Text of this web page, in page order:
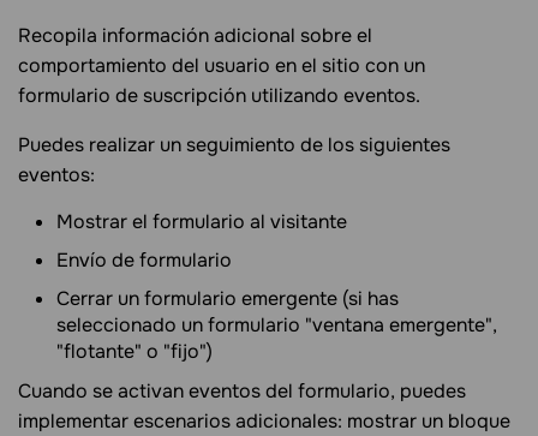
Recopila información adicional sobre el
comportamiento del usuario en el sitio con un
formulario de suscripción utilizando eventos.
Puedes realizar un seguimiento de los siguientes
eventos:
Mostrar el formulario al visitante
Envío de formulario
Cerrar un formulario emergente (si has
seleccionado un formulario "ventana emergente",
"flotante" o "fijo")
Cuando se activan eventos del formulario, puedes
implementar escenarios adicionales: mostrar un bloque